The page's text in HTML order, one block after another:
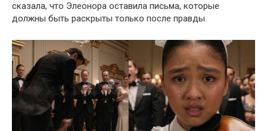
сказала, что Элеонора оставила письма, которые
должны быть раскрыты только после правды.